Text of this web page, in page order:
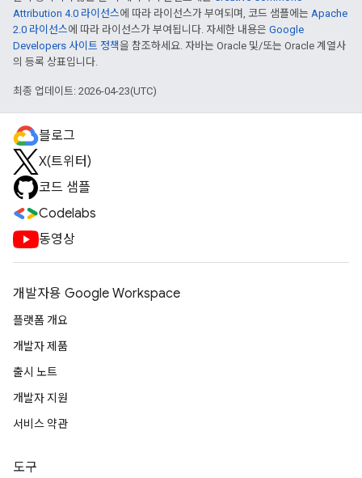
Attribution 4.0 라이선스에 따라 라이선스가 부여되며, 코드 샘플에는 Apache
2.0 라이선스에 따라 라이선스가 부여됩니다. 자세한 내용은 Google
Developers 사이트 정책을 참조하세요. 자바는 Oracle 및/또는 Oracle 계열사
의 등록 상표입니다.
최종 업데이트: 2026-04-23(UTC)
블로그
X(트위터)
코드 샘플
Codelabs
동영상
개발자용 Google Workspace
플랫폼 개요
개발자 제품
출시 노트
개발자 지원
서비스 약관
도구